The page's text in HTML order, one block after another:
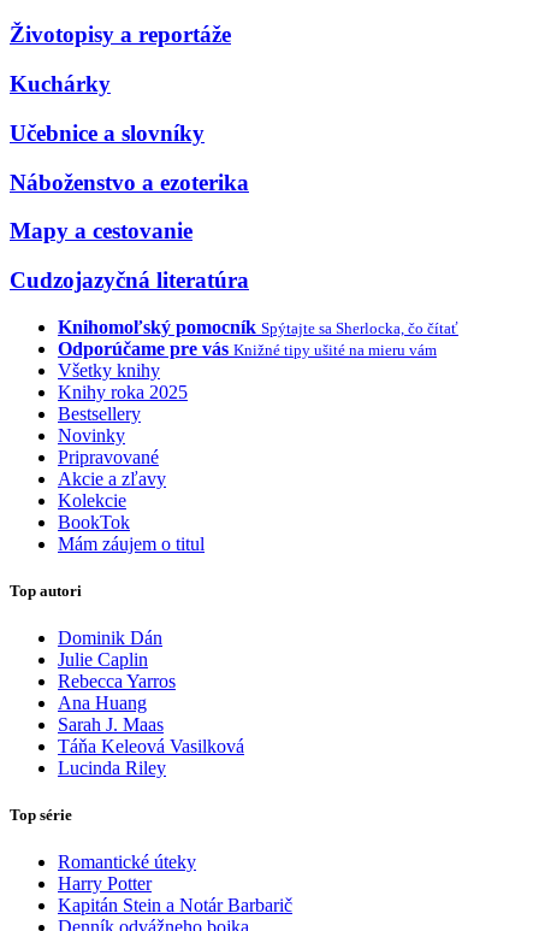
Životopisy a reportáže
Kuchárky
Učebnice a slovníky
Náboženstvo a ezoterika
Mapy a cestovanie
Cudzojazyčná literatúra
Knihomoľský pomocník Spýtajte sa Sherlocka, čo čítať
Odporúčame pre vás Knižné tipy ušité na mieru vám
Všetky knihy
Knihy roka 2025
Bestsellery
Novinky
Pripravované
Akcie a zľavy
Kolekcie
BookTok
Mám záujem o titul
Top autori
Dominik Dán
Julie Caplin
Rebecca Yarros
Ana Huang
Sarah J. Maas
Táňa Keleová Vasilková
Lucinda Riley
Top série
Romantické úteky
Harry Potter
Kapitán Stein a Notár Barbarič